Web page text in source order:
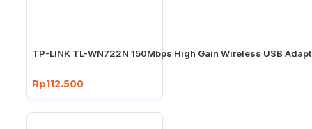
TP-LINK TL-WN722N 150Mbps High Gain Wireless USB
Rp112.500